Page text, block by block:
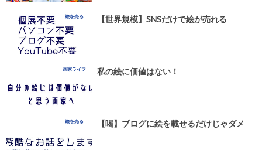
絵を売る 【世界規模】SNSだけで絵が売れる
画家ライフ 私の絵に価値はない！
絵を売る 【喝】ブログに絵を載せるだけじゃダメ